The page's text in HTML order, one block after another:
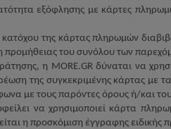
εξόφλησης με κάρτες
κατόχου της κάρτας πληρωμών
προμήθειας του συνόλου των
η MORE.GRδύναται να
της συγκεκριμένης κάρτας με
με τους παρόντες όρους ή/και
να χρησιμοποιεί κάρτα
η προσκόμιση έγγραφης ειδικής